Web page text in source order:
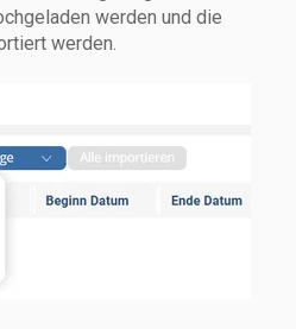
werden und die
werden.